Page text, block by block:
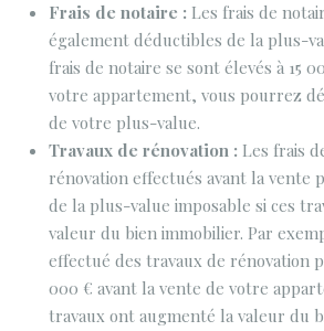
Frais de notaire : Les frais de
également déductibles de la plus-
frais de notaire se sont élevés à 15
votre appartement, vous pourrez
de votre plus-value.
Travaux de rénovation : Les frais
rénovation effectués avant la vente
de la plus-value imposable si ces
valeur du bien immobilier. Par
effectué des travaux de rénovation
000 € avant la vente de votre
travaux ont augmenté la valeur du